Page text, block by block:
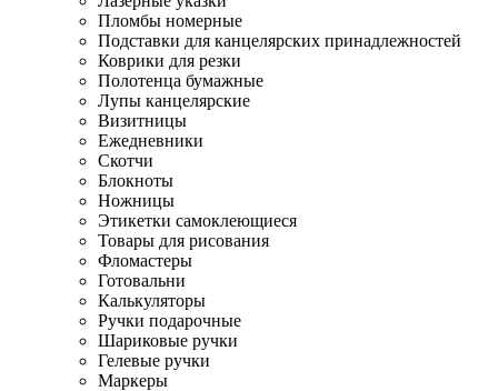
Пломбы номерные
Подставки для канцелярских принадлежностей
Коврики для резки
Полотенца бумажные
Лупы канцелярские
Визитницы
Ежедневники
Скотчи
Блокноты
Ножницы
Этикетки самоклеющиеся
Товары для рисования
Фломастеры
Готовальни
Калькуляторы
Ручки подарочные
Шариковые ручки
Гелевые ручки
Маркеры